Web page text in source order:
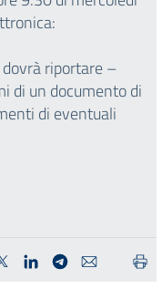
riportare –
di un documento di
di eventuali